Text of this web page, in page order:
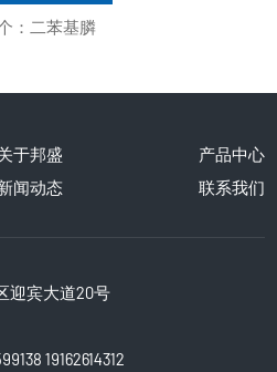
： 二苯基膦
于邦盛
产品中心
闻动态 联系我们
迎宾大道20号
19162614312